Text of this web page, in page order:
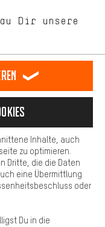
français
FR
Affiliateprogramm
Dir unsere
Webseite und
Mit Komfort-Cookies
Plattformen her. So
und Informationen zur
Möglichkeit zusätzliche
die richtigen Produkte zu
Chat-Funktion an, damit
werden können.
unsere Webseite
Inhalte, auch
zu optimieren.
Dritte, die die Daten
eine Übermittlung
oder
Du in die